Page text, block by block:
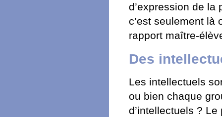
d’expression de
c’est seulement là
rapport maître-
Des
Les intellectuels
ou bien chaque
d’intellectuels ?